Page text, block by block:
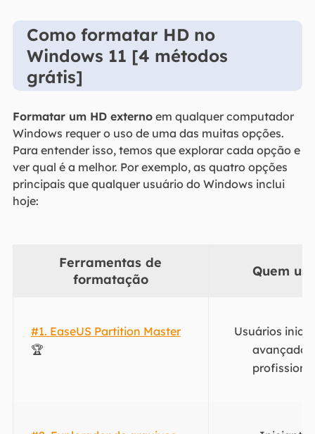
Como formatar HD no
Windows 11 [4 métodos
grátis]
Formatar um HD externoem qualquer computador
Windows requer o uso de uma das muitas opções.
Para entender isso, temos que explorar cada opção e
ver qual é a melhor. Por exemplo, as quatro opções
principais que qualquer usuário do Windows inclui
hoje:
Ferramentas de
formatação
Quem
#1. EaseUS Partition Master
🏆
Usuários
avançados